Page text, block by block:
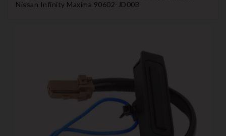
Nissan Infinity Maxima 90602-JD00B